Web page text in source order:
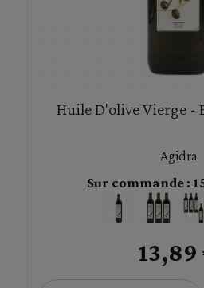
Huile D'olive Vierge -
Agidra
Sur commande :